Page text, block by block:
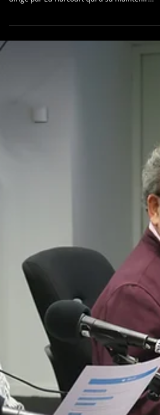
Live à la Philharmonie de Paris
Belle surprise que ce Sgt. Pepper à la sauce
Peter Doherty, Carl Barât, Steve Mason, le tout